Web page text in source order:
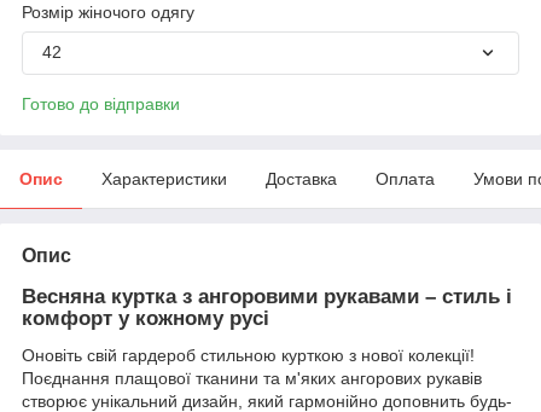
Розмір жіночого одягу
42
Готово до відправки
Опис Характеристики Доставка Оплата Умови
Опис
Весняна куртка з ангоровими рукавами – стиль і
комфорт у кожному русі
Оновіть свій гардероб стильною курткою з нової колекції!
Поєднання плащової тканини та м'яких ангорових рукавів
створює унікальний дизайн, який гармонійно доповнить будь-